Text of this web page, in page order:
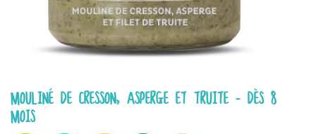
MOULINÉ DE CRESSON, ASPERGE ET TRUITE - DÈS 8
MOIS